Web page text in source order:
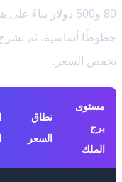
80 و500 دولار
خطوطًا أساسية، ثم تشرح
يخفض السعر.
مستوى
برج
الملك
نطاق
السعر